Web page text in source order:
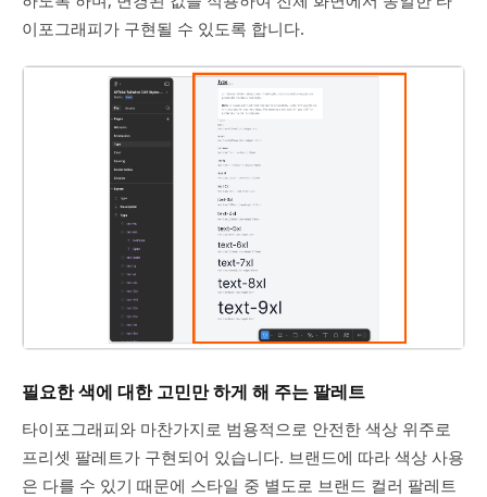
이포그래피가 구현될 수 있도록 합니다.
필요한 색에 대한 고민만 하게 해 주는 팔레트
타이포그래피와 마찬가지로 범용적으로 안전한 색상 위주로
프리셋 팔레트가 구현되어 있습니다. 브랜드에 따라 색상 사용
은 다를 수 있기 때문에 스타일 중 별도로 브랜드 컬러 팔레트